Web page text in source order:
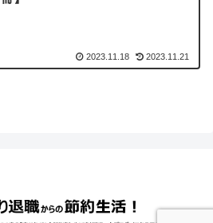
2023.11.18 2023.11.21